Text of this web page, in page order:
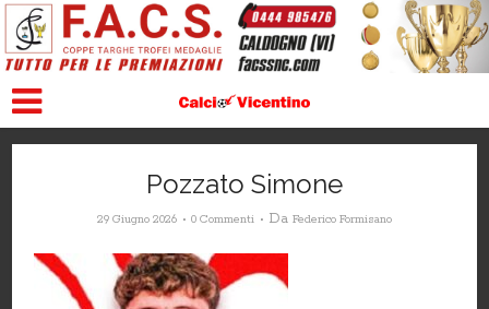
Pozzato Simone
29 Giugno 2026 0 Commenti Da Federico Formisano